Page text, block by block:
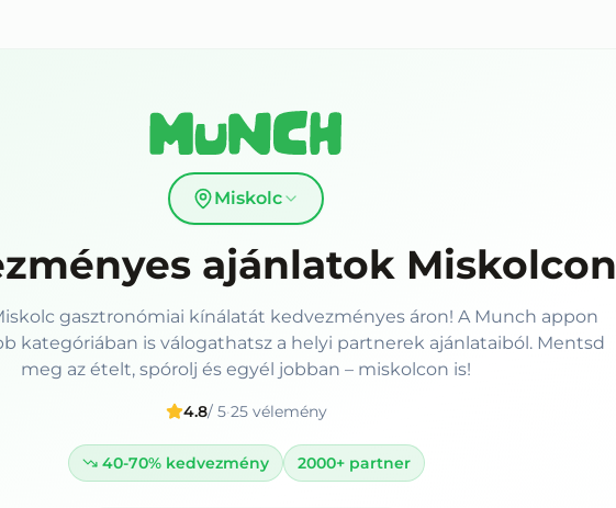
Miskolc
ajánlatok Miskolcon
gasztronómiai kínálatát kedvezményes áron! A Munch appon
kategóriában is válogathatsz a helyi partnerek ajánlataiból. Mentsd
meg az ételt, spórolj és egyél jobban – miskolcon is!
4.8/ 5·25 vélemény
40-70% kedvezmény 2000+ partner